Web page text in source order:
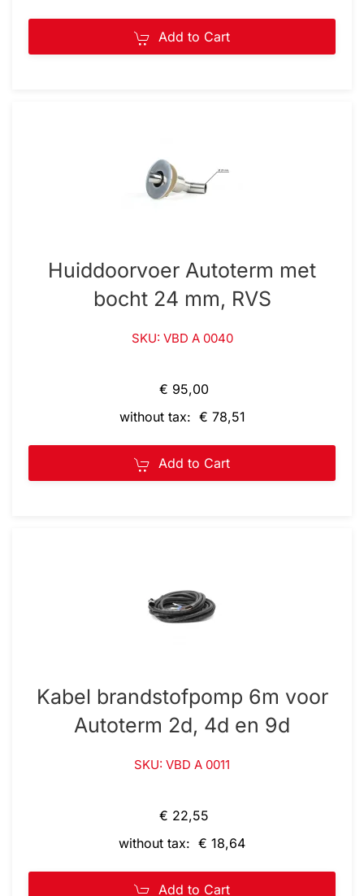
Add to Cart
Huiddoorvoer Autoterm met
bocht 24 mm, RVS
SKU: VBD A 0040
€ 95,00
without tax: € 78,51
Add to Cart
Kabel brandstofpomp 6m voor
Autoterm 2d, 4d en 9d
SKU: VBD A 0011
€ 22,55
without tax: € 18,64
Add to Cart